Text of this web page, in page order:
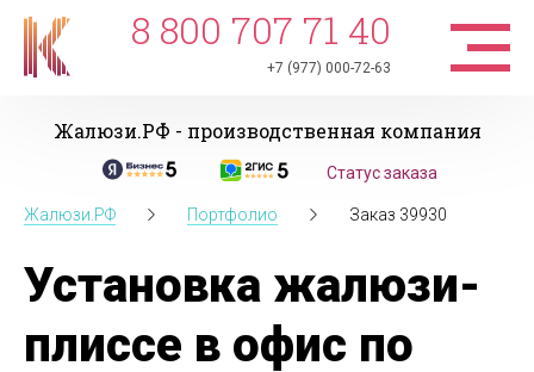
8 800 707 71 40
+7 (977) 000-72-63
Жалюзи.РФ - производственная компания
Статус заказа
Жалюзи.РФ Портфолио Заказ 39930
Установка жалюзи-
плиссе в офис по